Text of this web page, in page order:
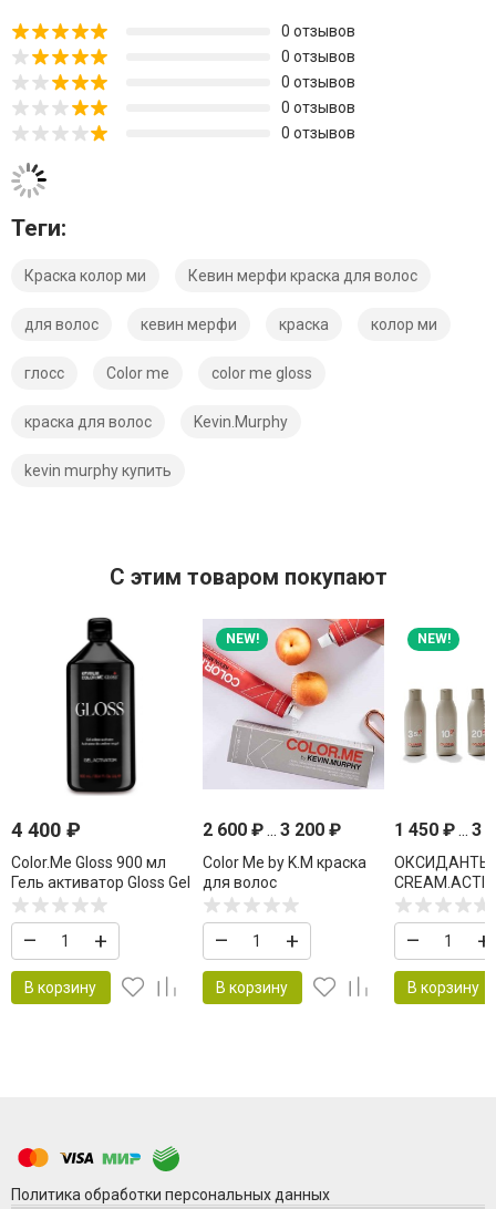
0 отзывов
0 отзывов
0 отзывов
0 отзывов
0 отзывов
Теги:
Краска колор ми Кевин мерфи краска для волос
для волос кевин мерфи краска колор ми
глосс Color me color me gloss
краска для волос Kevin.Murphy
kevin murphy купить
C этим товаром покупают
4 400 ₽
Color.Me Gloss 900 мл
Гель активатор Gloss Gel
Activator 1.5%
– +
В корзину
NEW!
2 600 ₽ ... 3 200 ₽
Color Me by K.M краска
для волос
– +
В корзину
NEW!
1 450 ₽ ... 3
ОКСИДАНТЫ
KEVIN
ME
– +
В корзину
Политика обработки персональных данных